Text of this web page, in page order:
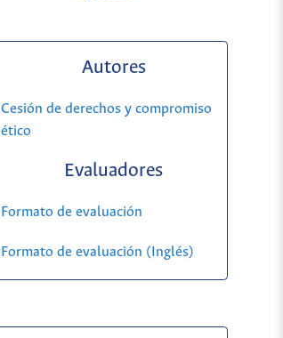
Autores
Cesión de derechos y compromiso
ético
Evaluadores
Formato de evaluación
Formato de evaluación (Inglés)